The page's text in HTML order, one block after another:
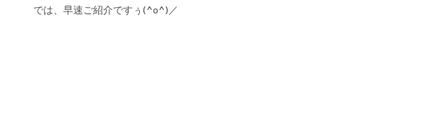
では、早速ご紹介ですぅ(^o^)／